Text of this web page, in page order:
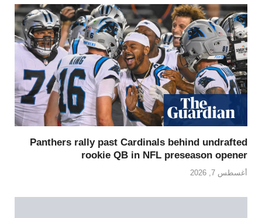
Panthers rally past Cardinals behind undrafted
rookie QB in NFL preseason opener
أغسطس 7, 2026